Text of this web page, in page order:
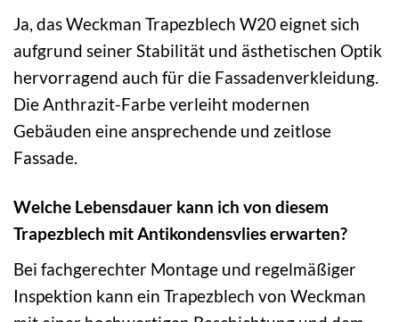
Ja, das Weckman Trapezblech W20 eignet sich
aufgrund seiner Stabilität und ästhetischen Optik
hervorragend auch für die Fassadenverkleidung.
Die Anthrazit-Farbe verleiht modernen
Gebäuden eine ansprechende und zeitlose
Fassade.
Welche Lebensdauer kann ich von diesem
Trapezblech mit Antikondensvlies erwarten?
Bei fachgerechter Montage und regelmäßiger
Inspektion kann ein Trapezblech von Weckman